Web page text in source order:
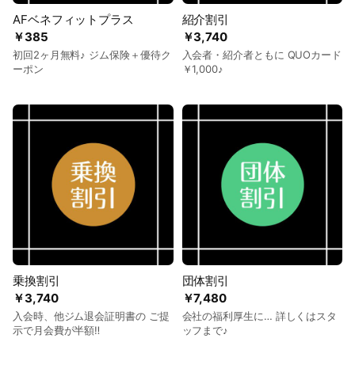
￥385
AFベネフィットプラス
初回2ヶ月無料♪ ジム保険＋優待ク
ーポン
￥3,740
紹介割引
入会者・紹介者ともに QUOカード
￥1,000♪
￥3,740
乗換割引
入会時、他ジム退会証明書の ご提
示で月会費が半額‼
￥7,480
団体割引
会社の福利厚生に… 詳しくはスタ
ッフまで♪